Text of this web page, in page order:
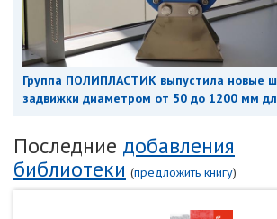
Группа ПОЛИПЛАСТИК выпустила новые
задвижки диаметром от 50 до 1200 мм
Последние добавления
библиотеки (предложить книгу)